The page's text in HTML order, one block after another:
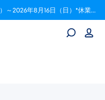
弊社夏季休業期間：2026年8月8日（土）～2026年8月16日（日）*休業期間中にいただいたご注文は、8月17日以降順次対応いたします。